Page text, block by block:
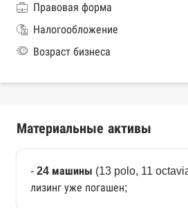
Правовая форма
Налогообложение
Возраст бизнеса
Материальные активы
- 24 машины (13 polo, 11
лизинг уже погашен;